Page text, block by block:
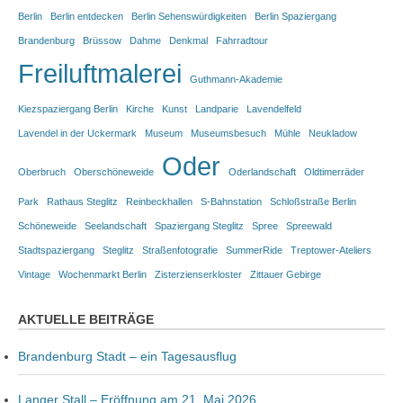
Berlin Berlin entdecken Berlin Sehenswürdigkeiten Berlin Spaziergang
Brandenburg Brüssow Dahme Denkmal Fahrradtour
Freiluftmalerei Guthmann-Akademie
Kiezspaziergang Berlin Kirche Kunst Landparie Lavendelfeld
Lavendel in der Uckermark Museum Museumsbesuch Mühle Neukladow
Oberbruch Oberschöneweide Oder Oderlandschaft Oldtimerräder
Park Rathaus Steglitz Reinbeckhallen S-Bahnstation Schloßstraße Berlin
Schöneweide Seelandschaft Spaziergang Steglitz Spree Spreewald
Stadtspaziergang Steglitz Straßenfotografie SummerRide Treptower-Ateliers
Vintage Wochenmarkt Berlin Zisterzienserkloster Zittauer Gebirge
AKTUELLE BEITRÄGE
Brandenburg Stadt – ein Tagesausflug
Langer Stall – Eröffnung am 21. Mai 2026